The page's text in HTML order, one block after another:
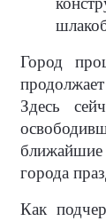
Город
Здесь
города
Как